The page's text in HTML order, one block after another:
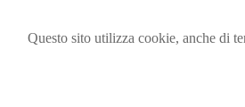
Questo sito utilizza cookie, anche di